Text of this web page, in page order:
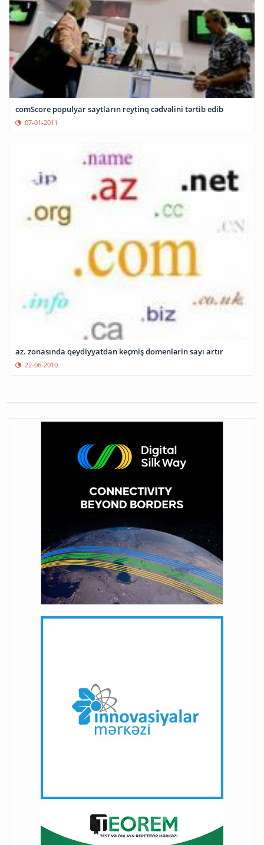
comScore populyar saytların reytinq cədvəlini tərtib edib
07-01-2011
az. zonasında qeydiyyatdan keçmiş domenlərin sayı artır
22-06-2010